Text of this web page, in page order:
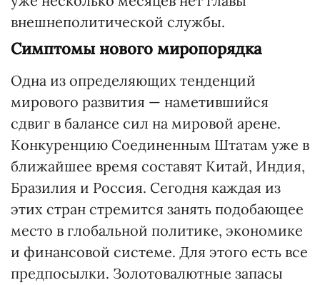
внешнеполитической службы.
Симптомы нового миропорядка
Одна из определяющих тенденций
мирового развития — наметившийся
сдвиг в балансе сил на мировой арене.
Конкуренцию Соединенным Штатам уже в
бли­жай­шее время составят Китай, Ин­дия,
Бразилия и Россия. Сегодня каждая из
этих стран стремится занять подобающее
место в глобальной политике, экономике
и финансовой системе. Для этого есть все
предпосылки. Золотовалютные запасы